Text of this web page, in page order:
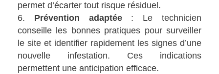
permet d’écarter tout risque résiduel.
Prévention adaptée: Le technicien
conseille les bonnes pratiques pour surveiller
le site et identifier rapidement les signes d’une
nouvelle infestation. Ces indications
permettent une anticipation efficace.